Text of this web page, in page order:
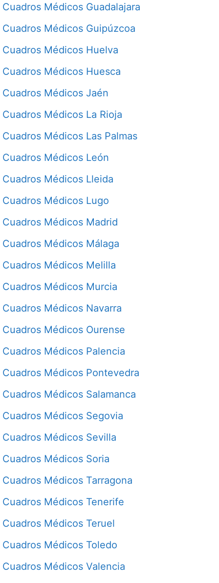
Cuadros Médicos Guadalajara
Cuadros Médicos Guipúzcoa
Cuadros Médicos Huelva
Cuadros Médicos Huesca
Cuadros Médicos Jaén
Cuadros Médicos La Rioja
Cuadros Médicos Las Palmas
Cuadros Médicos León
Cuadros Médicos Lleida
Cuadros Médicos Lugo
Cuadros Médicos Madrid
Cuadros Médicos Málaga
Cuadros Médicos Melilla
Cuadros Médicos Murcia
Cuadros Médicos Navarra
Cuadros Médicos Ourense
Cuadros Médicos Palencia
Cuadros Médicos Pontevedra
Cuadros Médicos Salamanca
Cuadros Médicos Segovia
Cuadros Médicos Sevilla
Cuadros Médicos Soria
Cuadros Médicos Tarragona
Cuadros Médicos Tenerife
Cuadros Médicos Teruel
Cuadros Médicos Toledo
Cuadros Médicos Valencia